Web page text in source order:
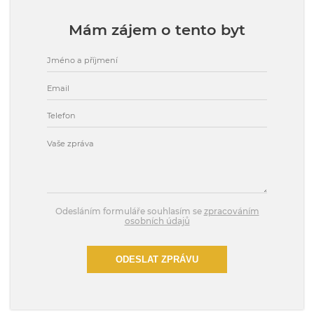
Mám zájem o tento byt
Odesláním formuláře souhlasím se zpracováním
osobních údajů
ODESLAT ZPRÁVU